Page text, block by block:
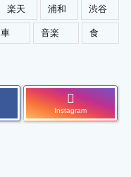
楽天 浦和
渋谷
車 音楽 食
Instagram